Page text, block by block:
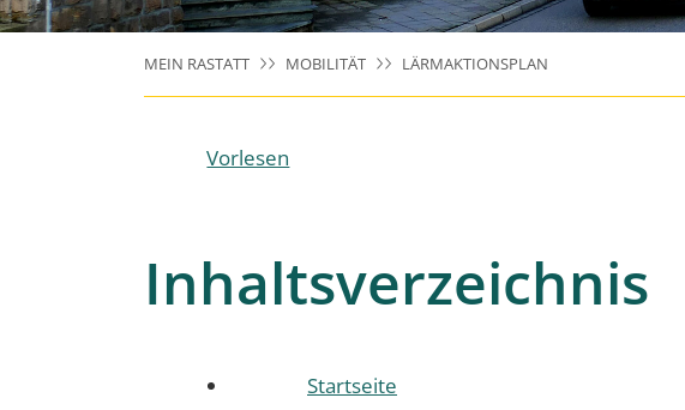
MEIN RASTATT MOBILITÄT LÄRMAKTIONSPLAN
Vorlesen
Inhaltsverzeichnis
Startseite